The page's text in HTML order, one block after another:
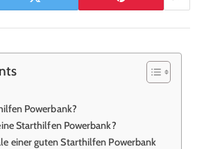
Powerbank?
Starthilfen Powerbank?
einer guten Starthilfen Powerbank